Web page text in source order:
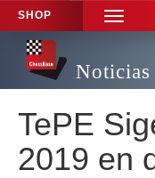
SHOP
TOGGLE
Noticias
TePE
2019 en